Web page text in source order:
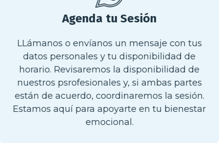
Agenda tu Sesión
LLámanos o envíanos un mensaje con tus
datos personales y tu disponibilidad de
horario. Revisaremos la disponibilidad de
nuestros psrofesionales y, si ambas partes
están de acuerdo, coordinaremos la sesión.
Estamos aquí para apoyarte en tu bienestar
emocional.